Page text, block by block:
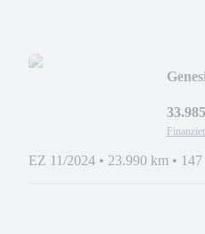
EZ 11/2024 • 23.990 km •